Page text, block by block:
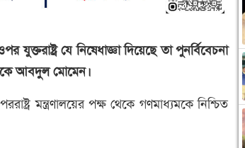
যে নিষেধাজ্ঞা দিয়েছে তা পুনর্বিবেচনা
ড. একে আবদুল মোমেন।
মন্ত্রণালয়ের পক্ষ থেকে গণমাধ্যমকে নিশ্চিত